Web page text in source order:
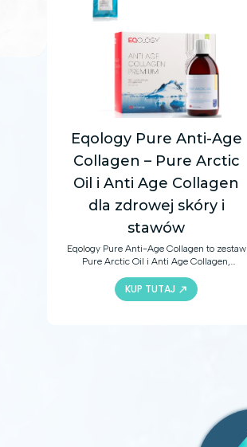
Eqology Pure Anti-Age
Collagen – Pure Arctic
Oil i Anti Age Collagen
dla zdrowej skóry i
stawów
Eqology Pure Anti-Age Collagen to zestaw
Pure Arctic Oil i Anti Age Collagen,
i stawy. Formuła dostarcza kwasów omega-
3 i kolagenu, wspomagając regenerację
KUP TUTAJ